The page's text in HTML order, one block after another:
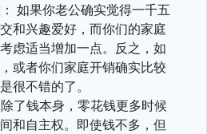
如果你老公确实觉得一千五
和兴趣爱好，而你们的家庭
虑适当增加一点。反之，如
或者你们家庭开销确实比较
很不错的了。
了钱本身，零花钱更多时候
和自主权。即使钱不多，但